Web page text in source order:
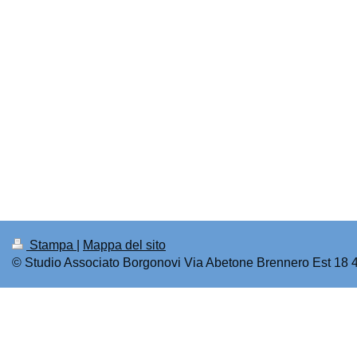
Stampa
Mappa del sito
© Studio Associato Borgonovi Via Abetone Brennero Est 18